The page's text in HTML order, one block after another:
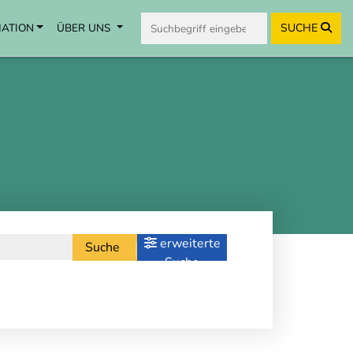
ÜBER UNS SUCHE
Suche
erweiterte
Suche